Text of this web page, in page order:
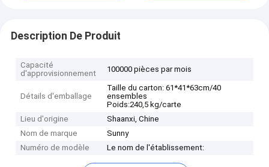
Description De Produit
Capacité
d'approvisionnement
100000 pièces par mois
Détails d'emballage
Taille du carton: 61*41*63cm/40
ensembles
Poids:240,5 kg/carte
Lieu d'origine
Shaanxi, Chine
Nom de marque
Sunny
Numéro de modèle
Le nom de l'établissement: